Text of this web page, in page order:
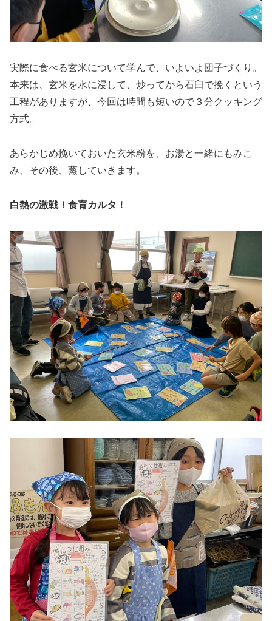
実際に食べる玄米について学んで、いよいよ団子づくり。
本来は、玄米を水に浸して、炒ってから石臼で挽くという
工程がありますが、今回は時間も短いので３分クッキング
方式。
あらかじめ挽いておいた玄米粉を、お湯と一緒にもみこ
み、その後、蒸していきます。
白熱の激戦！食育カルタ！